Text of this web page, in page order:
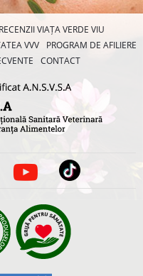
RECENZII VIAȚA VERDE VIU
VVV
PROGRAM DE AFILIERE
CONTACT